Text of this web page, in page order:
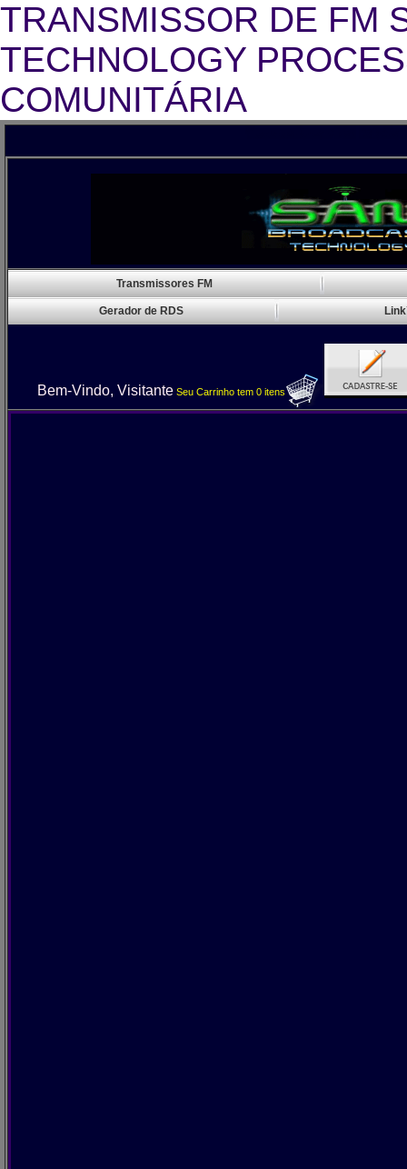
TRANSMISSOR DE FM
TECHNOLOGY
COMUNITÁRIA
Transmissores FM
Gerador de RDS
Bem-Vindo, Visitante Seu Carrinho tem 0 itens